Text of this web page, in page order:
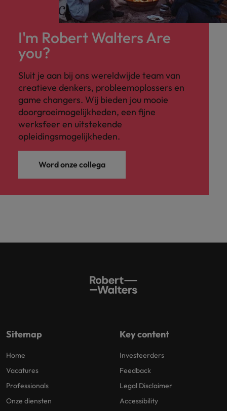
I'm Robert Walters Are
you?
Sluit je aan bij ons wereldwijde team van
creatieve denkers, probleemoplossers en
game changers. Wij bieden jou mooie
doorgroeimogelijkheden, een fijne
werksfeer en uitstekende
opleidingsmogelijkheden.
Word onze collega
Sitemap
Home
Vacatures
Professionals
Onze diensten
Key content
Investeerders
Feedback
Legal Disclaimer
Accessibility